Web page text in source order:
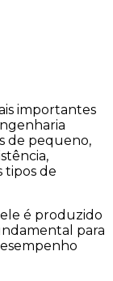
importantes
de pequeno,
tipos de
é produzido
para